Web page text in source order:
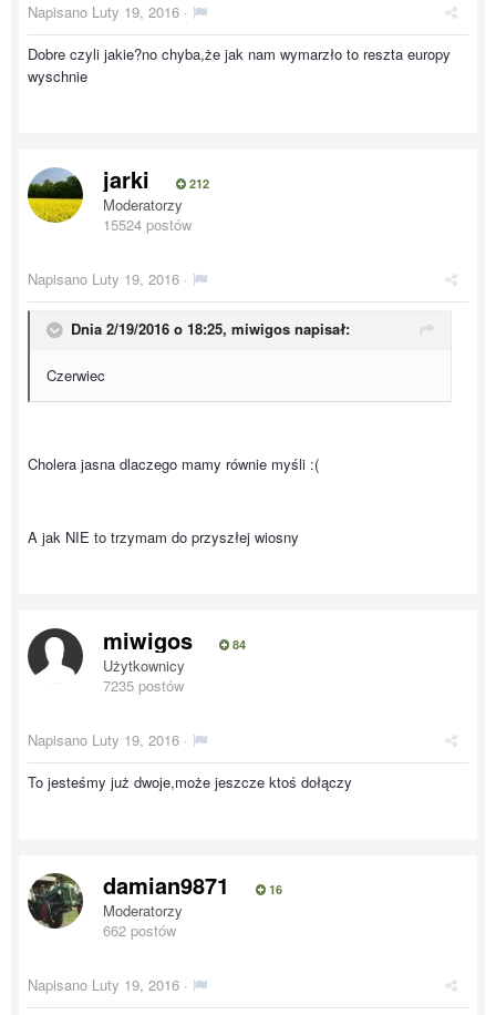
Napisano Luty 19, 2016 ·
Dobre czyli jakie?no chyba,że jak nam wymarzło to reszta europy
wyschnie
jarki 212
Moderatorzy
15524 postów
Napisano Luty 19, 2016 ·
Dnia 2/19/2016 o 18:25, miwigos napisał:
Czerwiec
Cholera jasna dlaczego mamy równie myśli :(
A jak NIE to trzymam do przyszłej wiosny
miwigos 84
Użytkownicy
7235 postów
Napisano Luty 19, 2016 ·
To jesteśmy już dwoje,może jeszcze ktoś dołączy
damian9871 16
Moderatorzy
662 postów
Napisano Luty 19, 2016 ·